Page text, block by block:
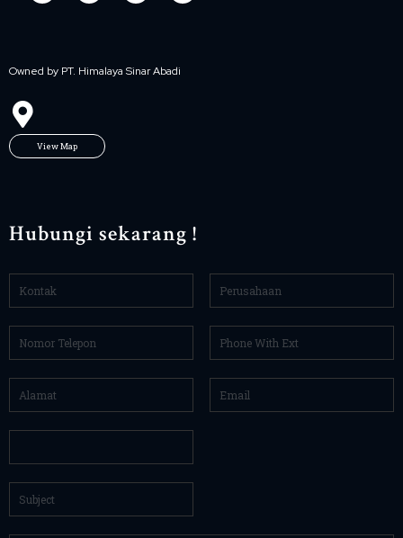
Owned by PT. Himalaya Sinar Abadi
View Map
Hubungi sekarang !